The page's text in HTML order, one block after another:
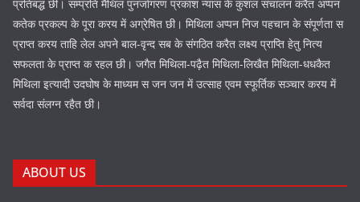
प्रतिबद्ध छी। सम्प्रति मैथिल पुनर्जागरण प्रकाश न्यास के कुशल संचालन करैत अप्पन
कतेक प्रकल्प के पूरा करय में अग्रेषित छी। मिथिला अप्पन निज पहचान के संपूर्णता स
प्राप्त करय ताहि लेल अपने बाल-वृन्द सब के संगठित करैत लक्ष्य प्राप्ति हेतु नित्य
सफलता के प्राप्त क रहल छी। जगैत मिथिला-पढ़ैत मिथिला-लिखैत मिथिला-धधकैत
मिथिला इत्यादी उदघोष के माध्यम स जन जन में उत्साह एवम स्फूर्तिक सञ्चार करय में
सर्वदा संलग्न रहैत छी।
ABOUT US